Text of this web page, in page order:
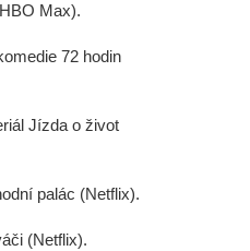
Max).
72 hodin
Jízda o život
palác (Netflix).
(Netflix).